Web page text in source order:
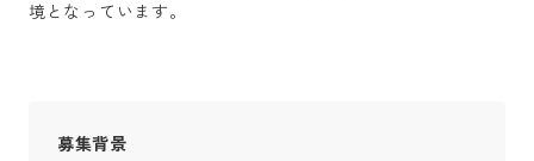
境となっています。
募集背景